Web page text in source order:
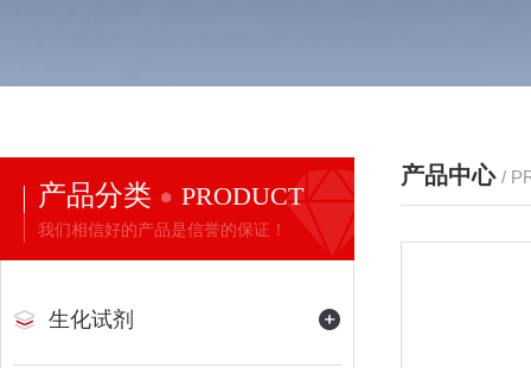
产品分类 PRODUCT
我们相信好的产品是信誉的保证！
生化试剂
产品中心 /